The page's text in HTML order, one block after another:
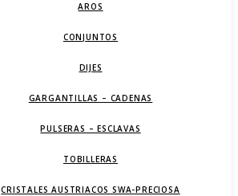
AROS
CONJUNTOS
DIJES
GARGANTILLAS – CADENAS
PULSERAS – ESCLAVAS
TOBILLERAS
CRISTALES AUSTRIACOS SWA-PRECIOSA